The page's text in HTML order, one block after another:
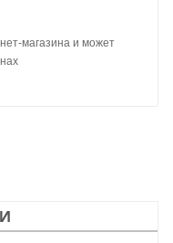
магазина и может